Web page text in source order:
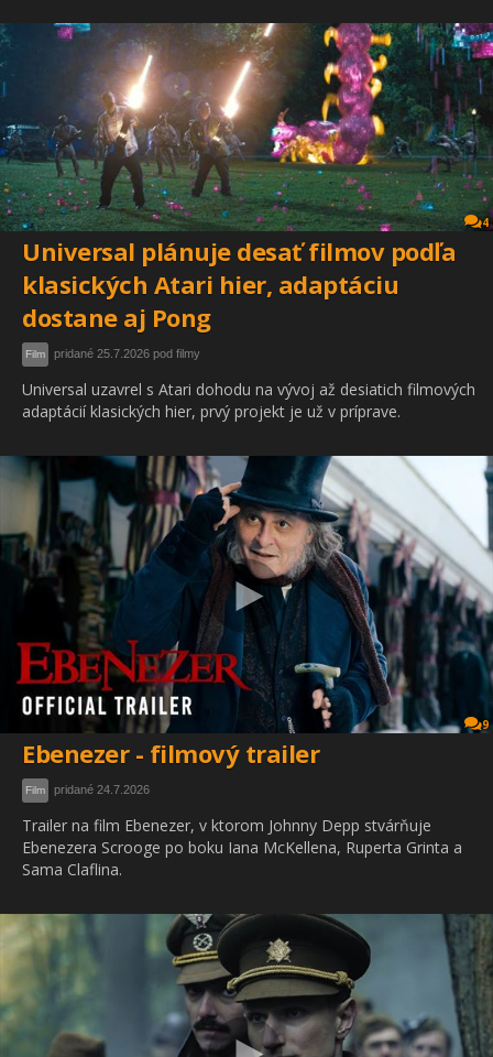
4
Universal plánuje desať filmov podľa
klasických Atari hier, adaptáciu
dostane aj Pong
Film pridané 25.7.2026 pod filmy
Universal uzavrel s Atari dohodu na vývoj až desiatich filmových
adaptácií klasických hier, prvý projekt je už v príprave.
9
Ebenezer - filmový trailer
Film pridané 24.7.2026
Trailer na film Ebenezer, v ktorom Johnny Depp stvárňuje
Ebenezera Scrooge po boku Iana McKellena, Ruperta Grinta a
Sama Claflina.